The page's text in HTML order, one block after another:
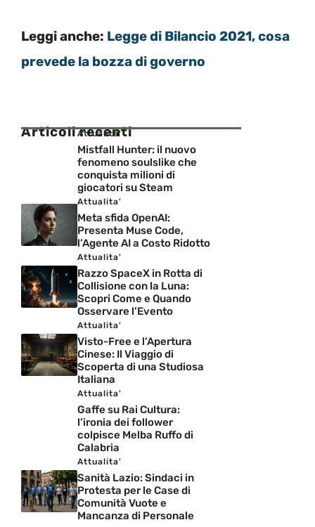
Leggi anche: Legge di Bilancio 2021, cosa
prevede la bozza di governo
Articoli recenti
Attualita'
Mistfall Hunter: il nuovo
fenomeno soulslike che
conquista milioni di
giocatori su Steam
Attualita'
Meta sfida OpenAI:
Presenta Muse Code,
l’Agente AI a Costo Ridotto
Attualita'
Razzo SpaceX in Rotta di
Collisione con la Luna:
Scopri Come e Quando
Osservare l’Evento
Attualita'
Visto-Free e l’Apertura
Cinese: Il Viaggio di
Scoperta di una Studiosa
Italiana
Attualita'
Gaffe su Rai Cultura:
l’ironia dei follower
colpisce Melba Ruffo di
Calabria
Attualita'
Sanità Lazio: Sindaci in
Protesta per le Case di
Comunità Vuote e
Mancanza di Personale